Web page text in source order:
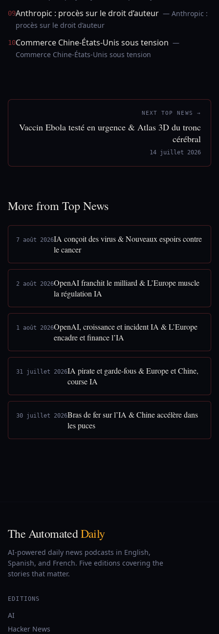
09Anthropic : procès sur le droit d’auteur — Anthropic :
procès sur le droit d’auteur
10Commerce Chine-États-Unis sous tension —
Commerce Chine-États-Unis sous tension
NEXT TOP NEWS →
Vaccin Ebola testé en urgence & Atlas 3D du tronc
cérébral
14 juillet 2026
More from Top News
7 août 2026IA conçoit des virus & Nouveaux espoirs contre
le cancer
2 août 2026OpenAI franchit le milliard & L’Europe muscle
la régulation IA
1 août 2026OpenAI, croissance et incident IA & L’Europe
encadre et finance l’IA
31 juillet 2026IA pirate et garde-fous & Europe et Chine,
course IA
30 juillet 2026Bras de fer sur l’IA & Chine accélère dans
les puces
The AutomatedDaily
AI-powered daily news podcasts in English,
Spanish, and French. Five editions covering the
stories that matter.
EDITIONS
AI
Hacker News